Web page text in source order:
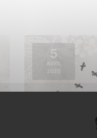
5
AVRIL
2025